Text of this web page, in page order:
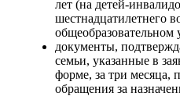
лет (на детей-
шестнадцатилетнего
общеобразовательном
документы,
семьи, указанные в
форме, за три месяца,
обращения за